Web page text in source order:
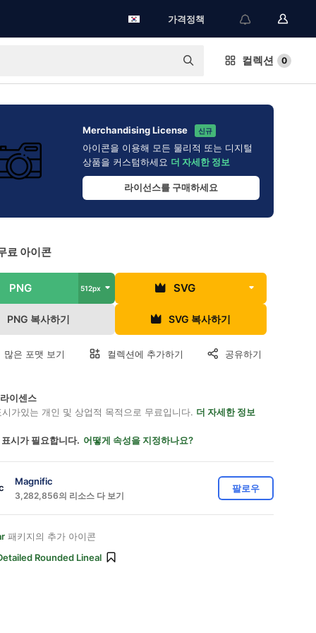
가격정책
컬렉션 0
Merchandising License 신규
아이콘을 이용해 모든 물리적 또는 디지털
상품을 커스텀하세요 더 자세한 정보
라이선스를 구매하세요
료 아이콘
PNG 512px SVG
PNG 복사하기 SVG 복사하기
많은 포맷 보기 컬렉션에 추가하기 공유하기
이센스
가있는 개인 및 상업적 목적으로 무료입니다. 더 자세한 정보
시가 필요합니다. 어떻게 속성을 지정하나요?
Magnific
3,282,856의 리소스 다 보기
팔로우
패키지의 추가 아이콘
Rounded Lineal